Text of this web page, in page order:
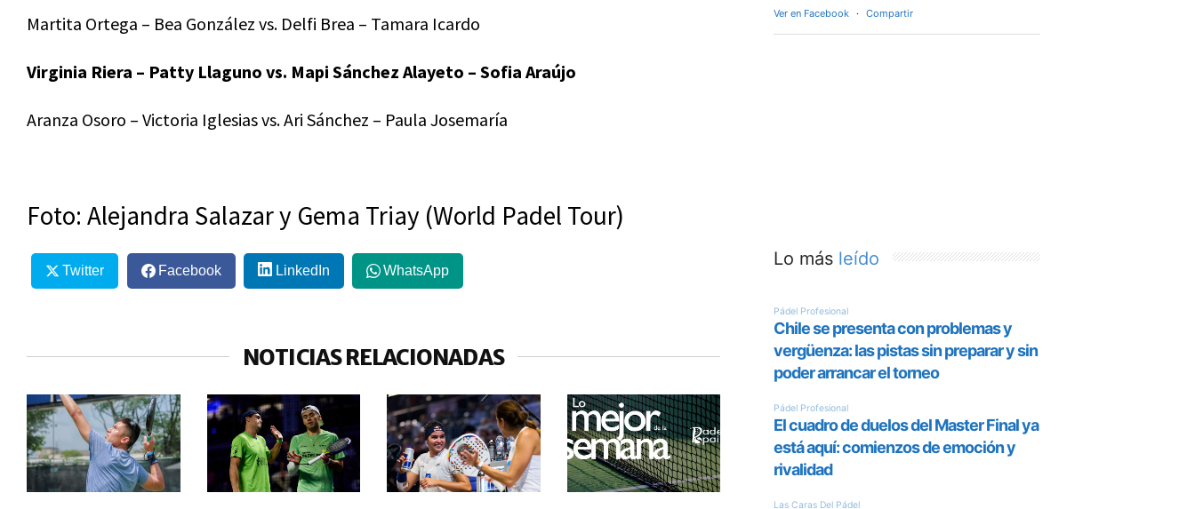
Martita Ortega – Bea González vs. Delfi Brea – Tamara Icardo
Virginia Riera – Patty Llaguno vs. Mapi Sánchez Alayeto – Sofia Araújo
Aranza Osoro – Victoria Iglesias vs. Ari Sánchez – Paula Josemaría
Foto: Alejandra Salazar y Gema Triay (World Padel Tour)
Twitter Facebook LinkedIn WhatsApp
NOTICIAS RELACIONADAS
Ver en Facebook · Compartir
Lo más leído